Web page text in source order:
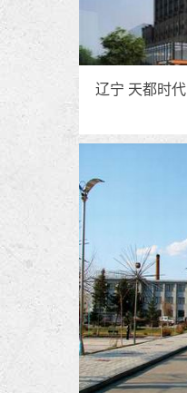
辽宁 天都时代